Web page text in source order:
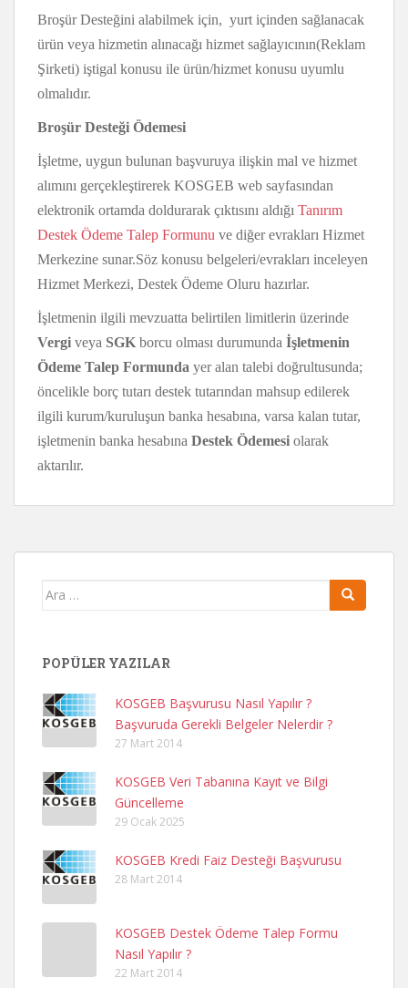
Broşür Desteğini alabilmek için, yurt içinden sağlanacak
ürün veya hizmetin alınacağı hizmet sağlayıcının(Reklam
Şirketi) iştigal konusu ile ürün/hizmet konusu uyumlu
olmalıdır.
Broşür Desteği Ödemesi
İşletme, uygun bulunan başvuruya ilişkin mal ve hizmet
alımını gerçekleştirerek KOSGEB web sayfasından
elektronik ortamda doldurarak çıktısını aldığı Tanırım
Destek Ödeme Talep Formunu ve diğer evrakları Hizmet
Merkezine sunar.Söz konusu belgeleri/evrakları inceleyen
Hizmet Merkezi, Destek Ödeme Oluru hazırlar.
İşletmenin ilgili mevzuatta belirtilen limitlerin üzerinde
Vergi veya SGK borcu olması durumunda İşletmenin
Ödeme Talep Formunda yer alan talebi doğrultusunda;
öncelikle borç tutarı destek tutarından mahsup edilerek
ilgili kurum/kuruluşun banka hesabına, varsa kalan tutar,
işletmenin banka hesabına Destek Ödemesi olarak
aktarılır.
Arama
POPÜLER YAZILAR
KOSGEB Başvurusu Nasıl Yapılır ?
Başvuruda Gerekli Belgeler Nelerdir ?
27 Mart 2014
KOSGEB Veri Tabanına Kayıt ve Bilgi
Güncelleme
29 Ocak 2025
KOSGEB Kredi Faiz Desteği Başvurusu
28 Mart 2014
KOSGEB Destek Ödeme Talep Formu
Nasıl Yapılır ?
22 Mart 2014